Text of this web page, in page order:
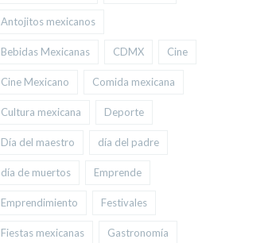
Antojitos mexicanos
Bebidas Mexicanas CDMX Cine
Cine Mexicano Comida mexicana
Cultura mexicana Deporte
Día del maestro día del padre
día de muertos Emprende
Emprendimiento Festivales
Fiestas mexicanas Gastronomía